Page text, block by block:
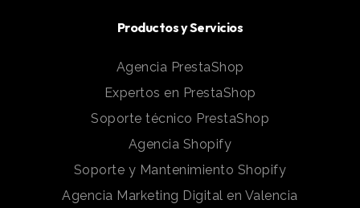
Productos y Servicios
Agencia PrestaShop
Expertos en PrestaShop
Soporte técnico PrestaShop
Agencia Shopify
Soporte y Mantenimiento Shopify
Agencia Marketing Digital en Valencia